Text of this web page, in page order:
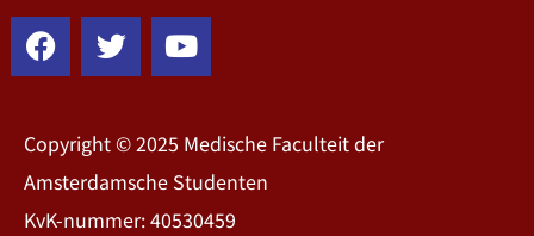
Copyright © 2025 Medische Faculteit der
Amsterdamsche Studenten
KvK-nummer: 40530459